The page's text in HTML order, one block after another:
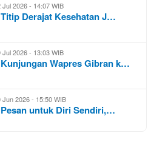
Jul 2026 - 14:07 WIB
Derajat Kesehatan J…
Jul 2026 - 13:03 WIB
Wapres Gibran k…
Jun 2026 - 15:50 WIB
untuk Diri Sendiri,…